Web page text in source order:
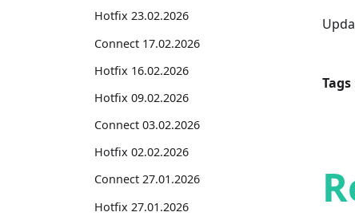
Hotfix 23.02.2026
Connect 17.02.2026
Hotfix 16.02.2026
Hotfix 09.02.2026
Connect 03.02.2026
Hotfix 02.02.2026
Connect 27.01.2026
Hotfix 27.01.2026
Tags